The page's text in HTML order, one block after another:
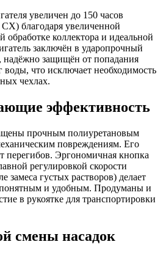
увеличен до 150 часов
благодаря увеличенной
обработке коллектора и идеальной
заключён в ударопрочный
надёжно защищён от попадания
что исключает необходимость
чехлах.
эффективность
прочным полиуретановым
повреждениям. Его
перегибов. Эргономичная кнопка
регулировкой скорости
замеса густых растворов) делает
и удобным. Продуманы и
в рукоятке для транспортировки
смены насадок